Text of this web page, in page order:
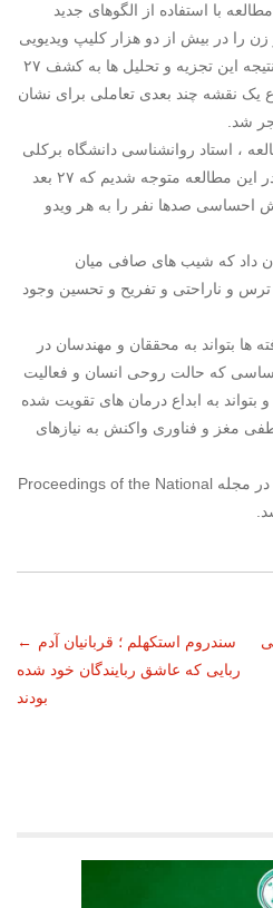
با استفاده از الگوهای جدید
بیش از ۸۰۰ مرد و زن را در بیش از دو هزار کلیپ ویدیویی
عاطفی تجزیه و تحلیل کردند که نتیجه این تجزیه و تحلیل ها به کشف ۲۷
یک نقشه چند بعدی تعاملی برای نشان
شد.
، استاد روانشناسی دانشگاه برکلی
و کارشناس علوم عاطفی گفت: در این مطالعه متوجه شدیم که ۲۷ بعد
صدها نفر را به هر ویدو
داد که شیب های صافی میان
و ناراحتی و تفریح ​​و تحسین وجود
ها بتواند به محققان و مهندسان در
که حالت روحی انسان و فعالیت
به ابداع درمان های تقویت شده
مغز و فناوری واکنش به نیازهای
یافته های این مطالعه هفته جاری در مجله Proceedings of the National
← سندروم استکهلم ؛ قربانیان آدم
ربایی که عاشق ربایندگان خود شده
بودند